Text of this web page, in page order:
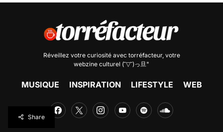
Réveillez votre curiosité avec torréfacteur, votre
webzine culturel (˘▽˘)っ旦"
MUSIQUE INSPIRATION LIFESTYLE WEB
Share